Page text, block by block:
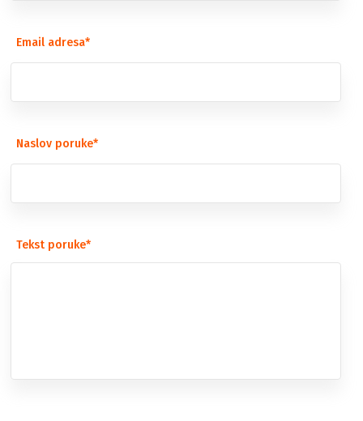
Email adresa*
Naslov poruke*
Tekst poruke*